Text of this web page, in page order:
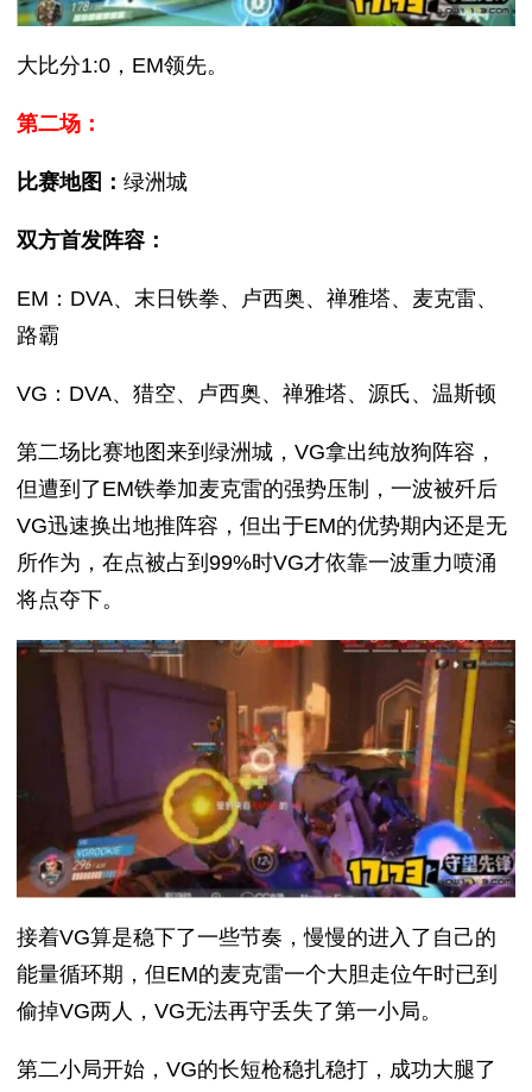
大比分1:0，EM领先。
第二场：
比赛地图：绿洲城
双方首发阵容：
EM：DVA、末日铁拳、卢西奥、禅雅塔、麦克雷、
路霸
VG：DVA、猎空、卢西奥、禅雅塔、源氏、温斯顿
第二场比赛地图来到绿洲城，VG拿出纯放狗阵容，
但遭到了EM铁拳加麦克雷的强势压制，一波被歼后
VG迅速换出地推阵容，但出于EM的优势期内还是无
所作为，在点被占到99%时VG才依靠一波重力喷涌
将点夺下。
接着VG算是稳下了一些节奏，慢慢的进入了自己的
能量循环期，但EM的麦克雷一个大胆走位午时已到
偷掉VG两人，VG无法再守丢失了第一小局。
第二小局开始，VG的长短枪稳扎稳打，成功大腿了